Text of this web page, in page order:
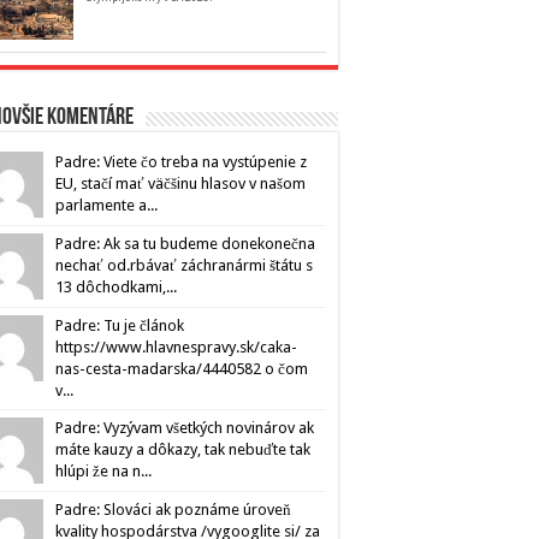
komentáre
Padre: Viete čo treba na vystúpenie z
EU, stačí mať väčšinu hlasov v našom
parlamente a...
Padre: Ak sa tu budeme donekonečna
nechať od.rbávať záchranármi štátu s
13 dôchodkami,...
Padre: Tu je článok
https://www.hlavnespravy.sk/caka-
nas-cesta-madarska/4440582 o čom
v...
Padre: Vyzývam všetkých novinárov ak
máte kauzy a dôkazy, tak nebuďte tak
hlúpi že na n...
Padre: Slováci ak poznáme úroveň
kvality hospodárstva /vygooglite si/ za